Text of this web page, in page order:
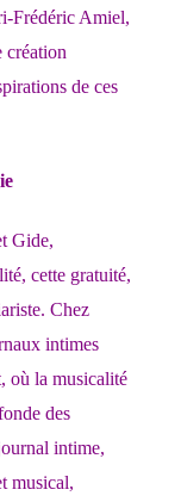
Frédéric Amiel,
création
de ces
Gide,
cette gratuité,
Chez
intimes
où la musicalité
des
intime,
musical,